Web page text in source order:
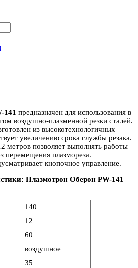
141 предназначен для использования в
воздушно-плазменной резки сталей.
из высокотехнологичных
увеличению срока службы резака.
метров позволяет выполнять работы
перемещения плазмореза.
кнопочное управление.
Плазмотрон Оберон PW-141
140
12
60
воздушное
35